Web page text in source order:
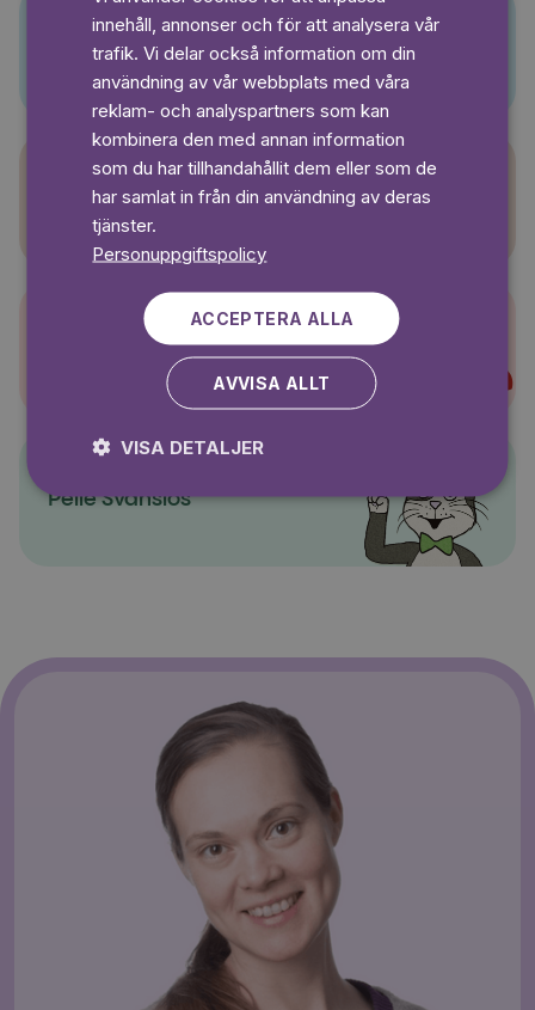
Sagasagor
Super-Charlie
Pelle Svanslös
innehåll, annonser och för att analysera vår
trafik. Vi delar också information om din
användning av vår webbplats med våra
reklam- och analyspartners som kan
kombinera den med annan information
som du har tillhandahållit dem eller som de
har samlat in från din användning av deras
tjänster.
Personuppgiftspolicy
ACCEPTERA ALLA
AVVISA ALLT
VISA DETALJER